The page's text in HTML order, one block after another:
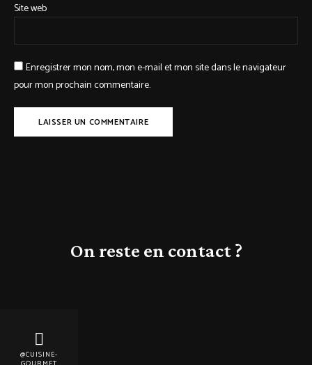
Site web
Enregistrer mon nom, mon e-mail et mon site dans le navigateur
pour mon prochain commentaire.
On reste en contact ?
@CUISINE-